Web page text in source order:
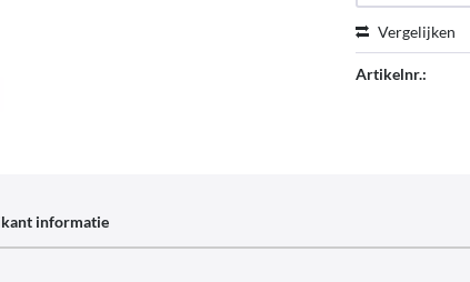
Vergelijken
Artikelnr.:
informatie